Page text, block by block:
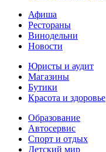
Афиша
Рестораны
Винодельни
Новости
Юристы и аудит
Магазины
Бутики
Красота и здоровье
Образование
Автосервис
Спорт и отдых
Детский мир